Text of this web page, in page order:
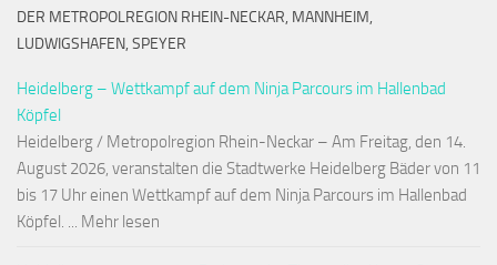
DER METROPOLREGION RHEIN-NECKAR, MANNHEIM,
LUDWIGSHAFEN, SPEYER
Heidelberg – Wettkampf auf dem Ninja Parcours im Hallenbad
Köpfel
Heidelberg / Metropolregion Rhein-Neckar – Am Freitag, den 14.
August 2026, veranstalten die Stadtwerke Heidelberg Bäder von 11
bis 17 Uhr einen Wettkampf auf dem Ninja Parcours im Hallenbad
Köpfel. ... Mehr lesen